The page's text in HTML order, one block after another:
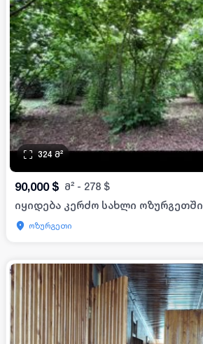
324 მ²
90,000 $ მ² - 278 $
იყიდება კერძო სახლი ოზურგეთში
ოზურგეთი